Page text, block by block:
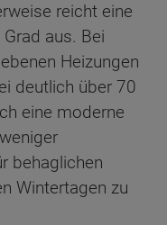
reicht eine
aus. Bei
Heizungen
deutlich über 70
eine moderne
behaglichen
Wintertagen zu